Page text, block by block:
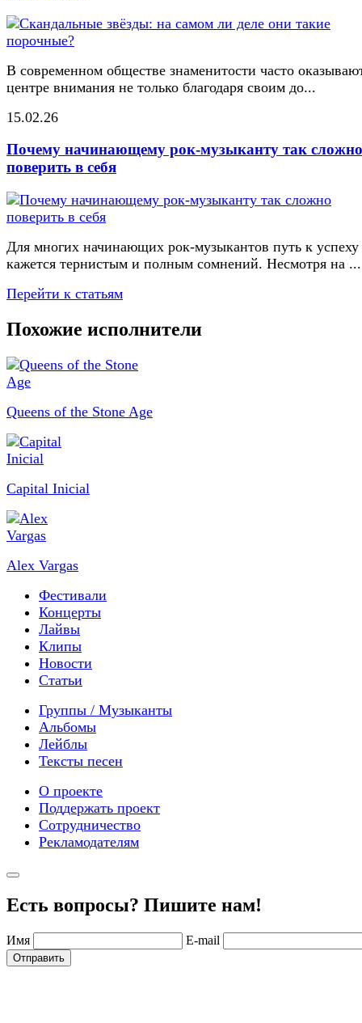
В современном обществе знаменитости часто
центре внимания не только благодаря своим до...
15.02.26
Почему начинающему рок-музыканту так сложно
поверить в себя
Для многих начинающих рок-музыкантов путь к успеху
кажется тернистым и полным сомнений. Несмотря на ...
Перейти к статьям
Похожие исполнители
Queens of the Stone Age
Capital Inicial
Alex Vargas
Фестивали
Концерты
Лайвы
Клипы
Новости
Статьи
Группы / Музыканты
Альбомы
Лейблы
Тексты песен
О проекте
Поддержать проект
Сотрудничество
Рекламодателям
Есть вопросы? Пишите нам!
Имя E-mail